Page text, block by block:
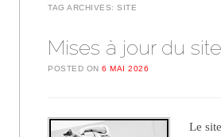
TAG ARCHIVES:SITE
Mises à jour du
POSTED ON6 MAI 2026
Le